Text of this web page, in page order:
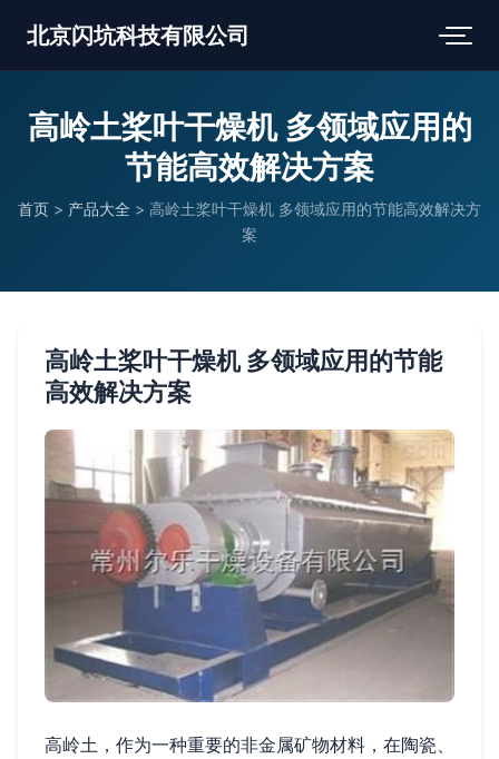
北京闪坑科技有限公司
高岭土桨叶干燥机 多领域应用的
节能高效解决方案
首页 > 产品大全 > 高岭土桨叶干燥机 多领域应用的节能高效解决方
案
高岭土桨叶干燥机 多领域应用的节能
高效解决方案
高岭土，作为一种重要的非金属矿物材料，在陶瓷、